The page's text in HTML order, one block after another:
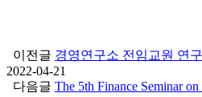
이전글 경영연구소 전임교원 연
2022-04-21
다음글 The 5th Finance Seminar on